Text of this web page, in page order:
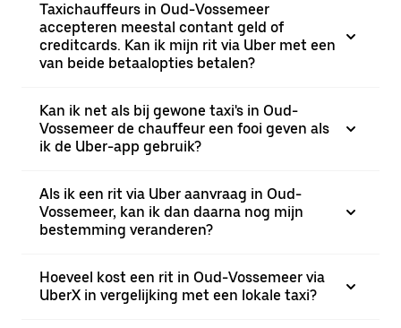
Taxichauffeurs in Oud-Vossemeer
accepteren meestal contant geld of
creditcards. Kan ik mijn rit via Uber met een
van beide betaalopties betalen?
Kan ik net als bij gewone taxi's in Oud-
Vossemeer de chauffeur een fooi geven als
ik de Uber-app gebruik?
Als ik een rit via Uber aanvraag in Oud-
Vossemeer, kan ik dan daarna nog mijn
bestemming veranderen?
Hoeveel kost een rit in Oud-Vossemeer via
UberX in vergelijking met een lokale taxi?